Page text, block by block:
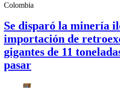
Colombia
Se disparó la minería
importación de
gigantes de 11
pasar